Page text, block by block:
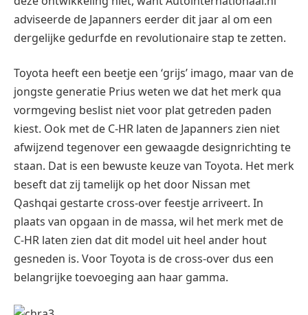
adviseerde de Japanners eerder dit jaar al om een
dergelijke gedurfde en revolutionaire stap te zetten.
Toyota heeft een beetje een ‘grijs’ imago, maar van de
jongste generatie Prius weten we dat het merk qua
vormgeving beslist niet voor plat getreden paden
kiest. Ook met de C-HR laten de Japanners zien niet
afwijzend tegenover een gewaagde designrichting te
staan. Dat is een bewuste keuze van Toyota. Het merk
beseft dat zij tamelijk op het door Nissan met
Qashqai gestarte cross-over feestje arriveert. In
plaats van opgaan in de massa, wil het merk met de
C-HR laten zien dat dit model uit heel ander hout
gesneden is. Voor Toyota is de cross-over dus een
belangrijke toevoeging aan haar gamma.